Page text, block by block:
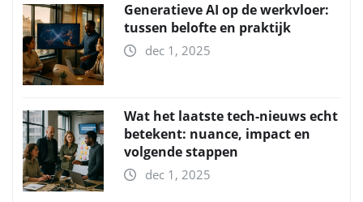
Generatieve AI op de werkvloer:
tussen belofte en praktijk
dec 1, 2025
Wat het laatste tech-nieuws echt
betekent: nuance, impact en
volgende stappen
dec 1, 2025